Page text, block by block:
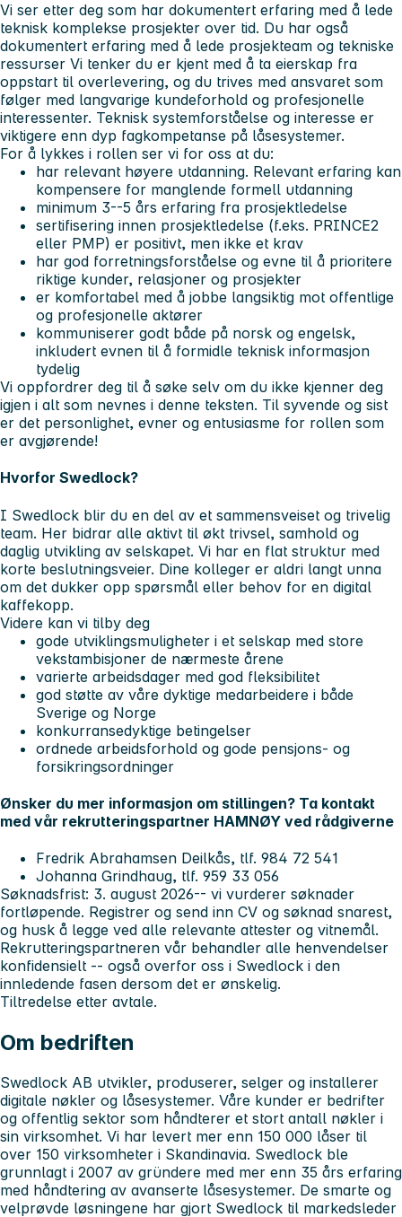
Vi ser etter deg som har dokumentert erfaring med å lede
teknisk komplekse prosjekter over tid. Du har også
dokumentert erfaring med å lede prosjekteam og tekniske
ressurser Vi tenker du er kjent med å ta eierskap fra
oppstart til overlevering, og du trives med ansvaret som
følger med langvarige kundeforhold og profesjonelle
interessenter. Teknisk systemforståelse og interesse er
viktigere enn dyp fagkompetanse på låsesystemer.
For å lykkes i rollen ser vi for oss at du:
har relevant høyere utdanning. Relevant erfaring kan
kompensere for manglende formell utdanning
minimum 3--5 års erfaring fra prosjektledelse
sertifisering innen prosjektledelse (f.eks. PRINCE2
eller PMP) er positivt, men ikke et krav
har god forretningsforståelse og evne til å prioritere
riktige kunder, relasjoner og prosjekter
er komfortabel med å jobbe langsiktig mot offentlige
og profesjonelle aktører
kommuniserer godt både på norsk og engelsk,
inkludert evnen til å formidle teknisk informasjon
tydelig
Vi oppfordrer deg til å søke selv om du ikke kjenner deg
igjen i alt som nevnes i denne teksten. Til syvende og sist
er det personlighet, evner og entusiasme for rollen som
er avgjørende!
Hvorfor Swedlock?
I Swedlock blir du en del av et sammensveiset og trivelig
team. Her bidrar alle aktivt til økt trivsel, samhold og
daglig utvikling av selskapet. Vi har en flat struktur med
korte beslutningsveier. Dine kolleger er aldri langt unna
om det dukker opp spørsmål eller behov for en digital
kaffekopp.
Videre kan vi tilby deg
gode utviklingsmuligheter i et selskap med store
vekstambisjoner de nærmeste årene
varierte arbeidsdager med god fleksibilitet
god støtte av våre dyktige medarbeidere i både
Sverige og Norge
konkurransedyktige betingelser
ordnede arbeidsforhold og gode pensjons- og
forsikringsordninger
Ønsker du mer informasjon om stillingen? Ta kontakt
med vår rekrutteringspartner HAMNØY ved rådgiverne
Fredrik Abrahamsen Deilkås, tlf. 984 72 541
Johanna Grindhaug, tlf. 959 33 056
Søknadsfrist: 3. august 2026-- vi vurderer søknader
fortløpende. Registrer og send inn CV og søknad snarest,
og husk å legge ved alle relevante attester og vitnemål.
Rekrutteringspartneren vår behandler alle henvendelser
konfidensielt -- også overfor oss i Swedlock i den
innledende fasen dersom det er ønskelig.
Tiltredelse etter avtale.
Om bedriften
Swedlock AB utvikler, produserer, selger og installerer
digitale nøkler og låsesystemer. Våre kunder er bedrifter
og offentlig sektor som håndterer et stort antall nøkler i
sin virksomhet. Vi har levert mer enn 150 000 låser til
over 150 virksomheter i Skandinavia. Swedlock ble
grunnlagt i 2007 av gründere med mer enn 35 års erfaring
med håndtering av avanserte låsesystemer. De smarte og
velprøvde løsningene har gjort Swedlock til markedsleder